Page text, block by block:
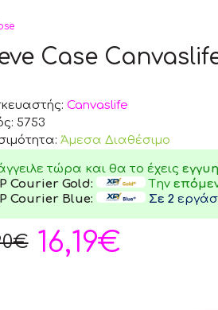
Case
Canvaslife
5753
Άμεσα Διαθέσιμο
τώρα και θα το έχεις
Courier Gold:
Tην
Courier Blue:
Σε 2
16,19€